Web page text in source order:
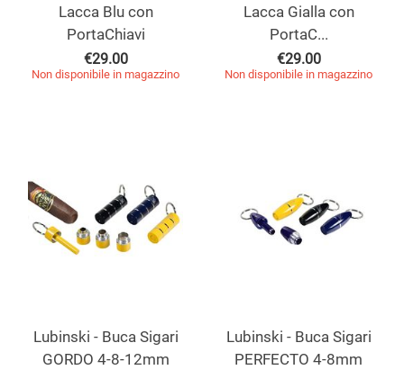
Lacca Blu con
PortaChiavi
€29.00
Non disponibile in magazzino
Lacca Gialla con
PortaC...
€29.00
Non disponibile in magazzino
Lubinski - Buca Sigari
GORDO 4-8-12mm
Lubinski - Buca Sigari
PERFECTO 4-8mm